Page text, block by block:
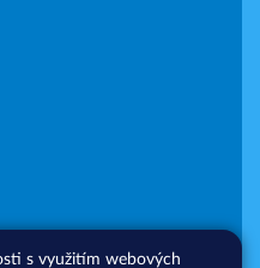
s využitím webových